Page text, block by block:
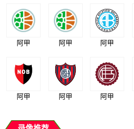
阿甲 阿甲 阿甲
阿甲 阿甲 阿甲